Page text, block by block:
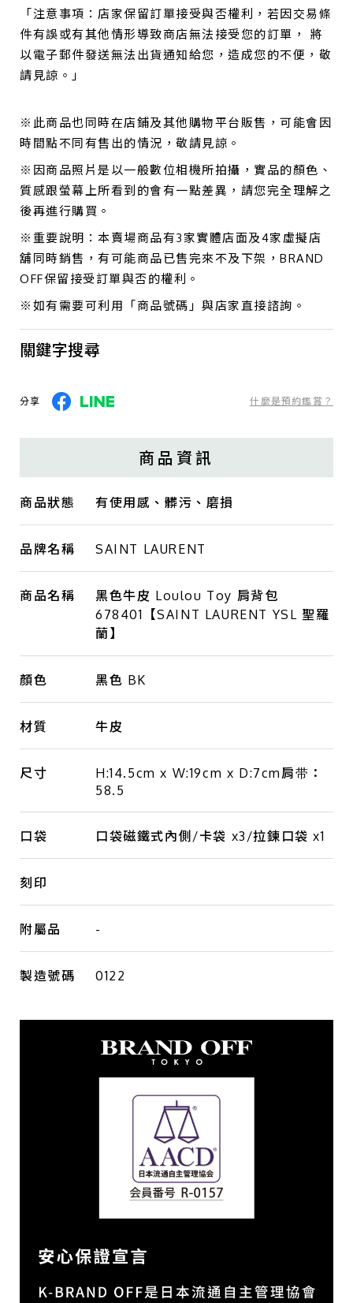
「注意事項：店家保留訂單接受與否權利，若因交易條
件有誤或有其他情形導致商店無法接受您的訂單， 將
以電子郵件發送無法出貨通知給您，造成您的不便，敬
請見諒。」
※此商品也同時在店鋪及其他購物平台販售，可能會因
時間點不同有售出的情況，敬請見諒。
※因商品照片是以一般數位相機所拍攝，實品的顏色、
質感跟螢幕上所看到的會有一點差異，請您完全理解之
後再進行購買。
※重要說明：本賣場商品有3家實體店面及4家虛擬店
舖同時銷售，有可能商品已售完來不及下架，BRAND
OFF保留接受訂單與否的權利。
※如有需要可利用「商品號碼」與店家直接諮詢。
關鍵字搜尋
分享 什麼是預約鑑賞？
商品資訊
商品狀態 有使用感、髒污、磨損
品牌名稱 SAINT LAURENT
商品名稱
黑色牛皮 Loulou Toy 肩背包
678401【SAINT LAURENT YSL 聖羅
蘭】
顏色 黑色 BK
材質 牛皮
尺寸
H:14.5cm x W:19cm x D:7cm肩带：
58.5
口袋 口袋磁鐵式內側/卡袋 x3/拉鍊口袋 x1
刻印
附屬品 -
製造號碼 0122